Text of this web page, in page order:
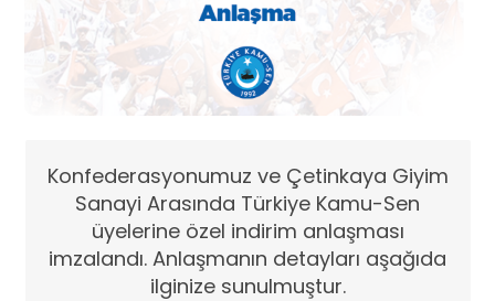
Konfederasyonumuz ve Çetinkaya Giyim
Sanayi Arasında Türkiye Kamu-Sen
üyelerine özel indirim anlaşması
imzalandı. Anlaşmanın detayları aşağıda
ilginize sunulmuştur.